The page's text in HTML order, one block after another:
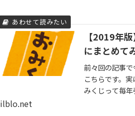
【2019年
にまとめて
前々回の記事
こちらです。
みくじって毎
ilblo.net